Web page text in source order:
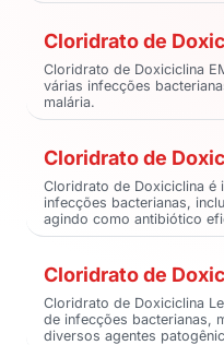
Cloridrato de
Cloridrato de Doxiciclina
várias infecções
malária.
Cloridrato de
Cloridrato de Doxiciclina é
infecções bacterianas,
agindo como antibiótico
Cloridrato de
Cloridrato de Doxiciclina
de infecções bacterianas,
diversos agentes